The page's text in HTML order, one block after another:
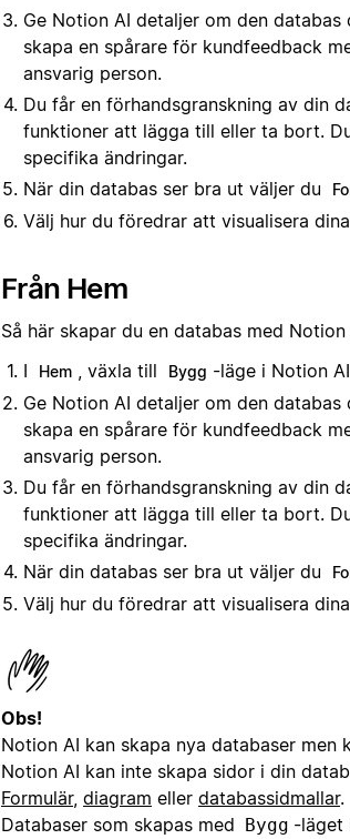
Ge Notion AI detaljer om den
skapa en spårare för kundfeedback
ansvarig person.
Du får en förhandsgranskning av din
funktioner att lägga till eller ta bort.
specifika ändringar.
När din databas ser bra ut väljer du
Välj hur du föredrar att visualisera
Från Hem
Så här skapar du en databas med
I
Hem , växla till Bygg -läge i Notion
Ge Notion AI detaljer om den
skapa en spårare för kundfeedback
ansvarig person.
Du får en förhandsgranskning av din
funktioner att lägga till eller ta bort.
specifika ändringar.
När din databas ser bra ut väljer du
Välj hur du föredrar att visualisera
Obs!
Notion AI kan skapa nya databaser
Notion AI kan inte skapa sidor i din
Formulär, diagram eller databassidmallar.
Databaser som skapas med Bygg -läget